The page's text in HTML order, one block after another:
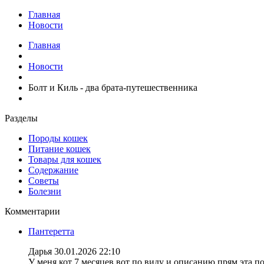
Главная
Новости
Главная
Новости
Болт и Киль - два брата-путешественника
Разделы
Породы кошек
Питание кошек
Товары для кошек
Содержание
Советы
Болезни
Комментарии
Пантеретта
Дарья 30.01.2026 22:10
У меня кот 7 месяцев вот по виду и описанию прям эта